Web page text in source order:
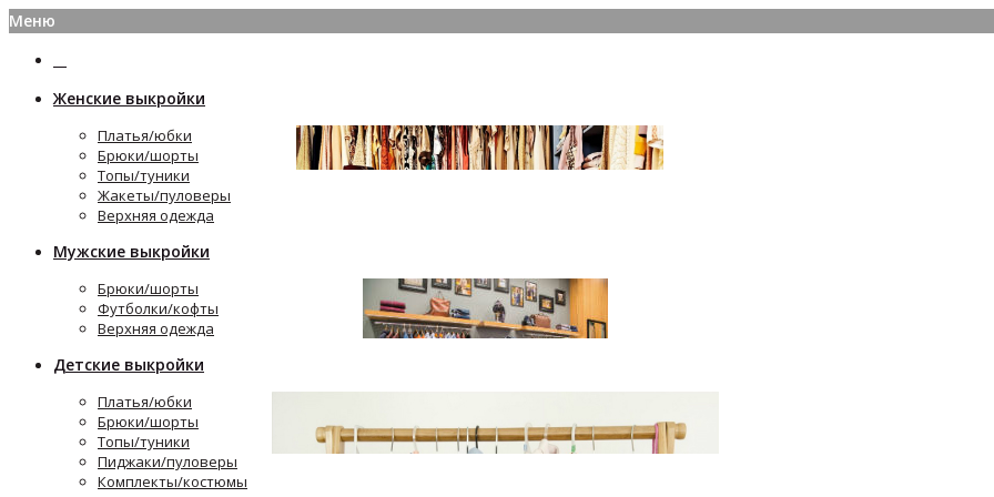
Меню
Женские выкройки
Платья/юбки
Брюки/шорты
Топы/туники
Жакеты/пуловеры
Верхняя одежда
Мужские выкройки
Брюки/шорты
Футболки/кофты
Верхняя одежда
Детские выкройки
Платья/юбки
Брюки/шорты
Топы/туники
Пиджаки/пуловеры
Комплекты/костюмы